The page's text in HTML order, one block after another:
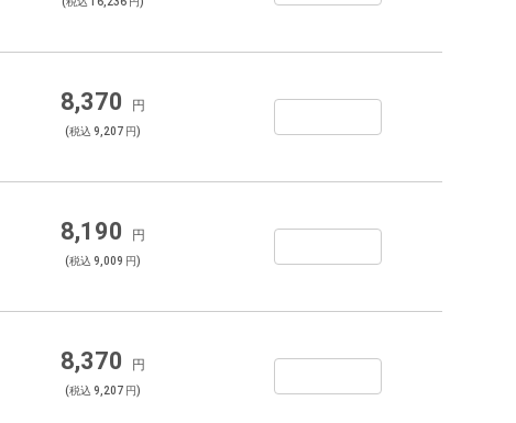
8,370 円
(税込 9,207 円)
8,190 円
(税込 9,009 円)
8,370 円
(税込 9,207 円)